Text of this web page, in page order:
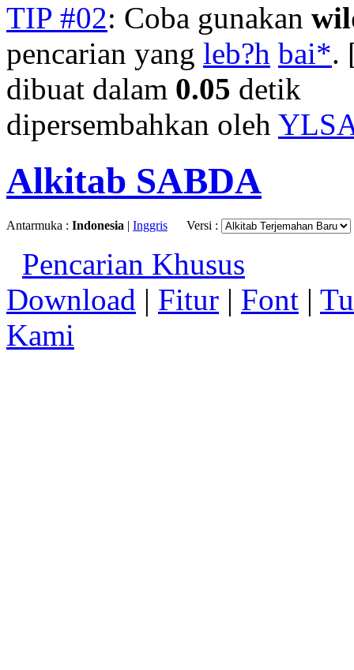
TIP #02: Coba gunakan
pencarian yang leb?h bai*.
dibuat dalam 0.05 detik
dipersembahkan oleh
Alkitab SABDA
Antarmuka : Indonesia | Inggris Versi :
Pencarian Khusus
Download | Fitur | Font |
Kami